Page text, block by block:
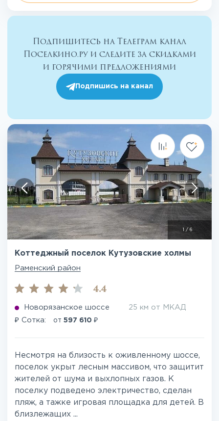
Подпишитесь на Телеграм канал
Поселкино.ру и следите за скидками
и горячими предложениями
Подпишись на канал
/ 6
Коттеджный поселок Кутузовские холмы
Раменский район
4.4
Новорязанское шоссе 25 км от МКАД
₽ Сотка: от 597 610 ₽
Несмотря на близость к оживленному шоссе,
поселок укрыт лесным массивом, что защитит
жителей от шума и выхлопных газов. К
поселку подведено электричество, сделан
пляж, а тажке игровая площадка для детей. В
близлежащих ...